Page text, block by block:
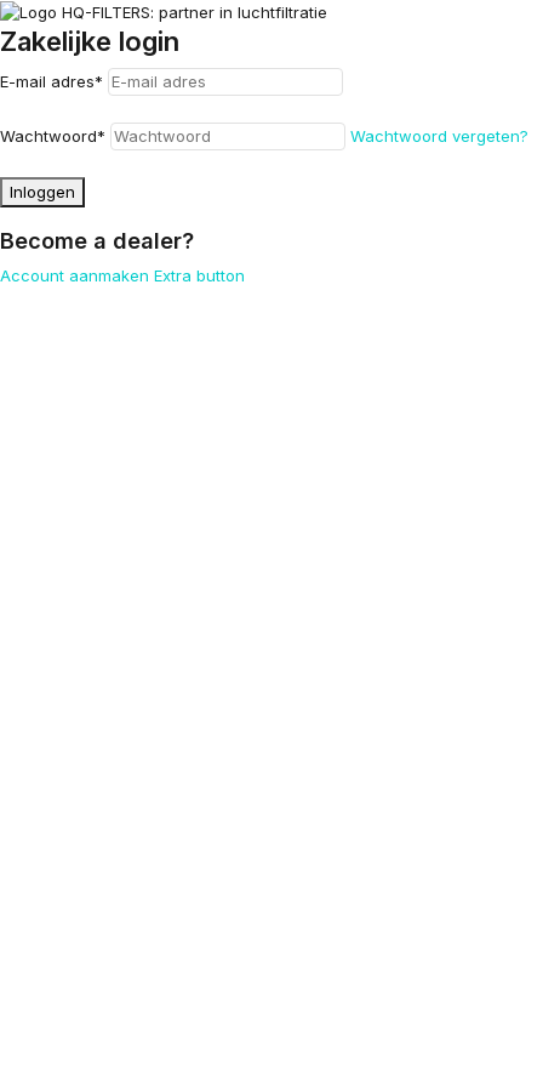
Zakelijke login
E-mail adres*
Wachtwoord* Wachtwoord vergeten?
Inloggen
Become a dealer?
Account aanmaken Extra button